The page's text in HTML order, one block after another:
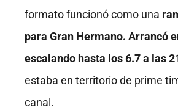
formato funcionó como una
para Gran Hermano. Arrancó
escalando hasta los 6.7 a las
estaba en territorio de prime
canal.